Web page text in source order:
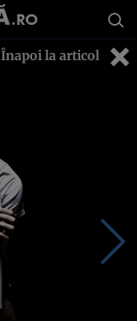
Înapoi la articol